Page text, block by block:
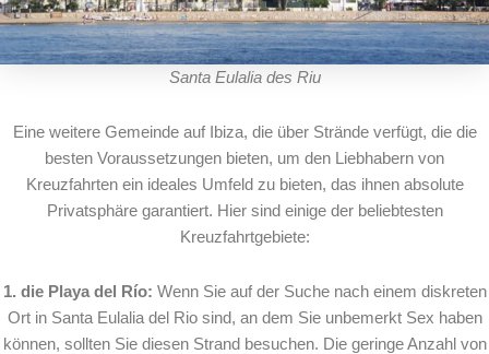
Santa Eulalia des Riu
Eine weitere Gemeinde auf Ibiza, die über Strände verfügt, die die
besten Voraussetzungen bieten, um den Liebhabern von
Kreuzfahrten ein ideales Umfeld zu bieten, das ihnen absolute
Privatsphäre garantiert. Hier sind einige der beliebtesten
Kreuzfahrtgebiete:
1. die Playa del Río: Wenn Sie auf der Suche nach einem diskreten
Ort in Santa Eulalia del Rio sind, an dem Sie unbemerkt Sex haben
können, sollten Sie diesen Strand besuchen. Die geringe Anzahl von